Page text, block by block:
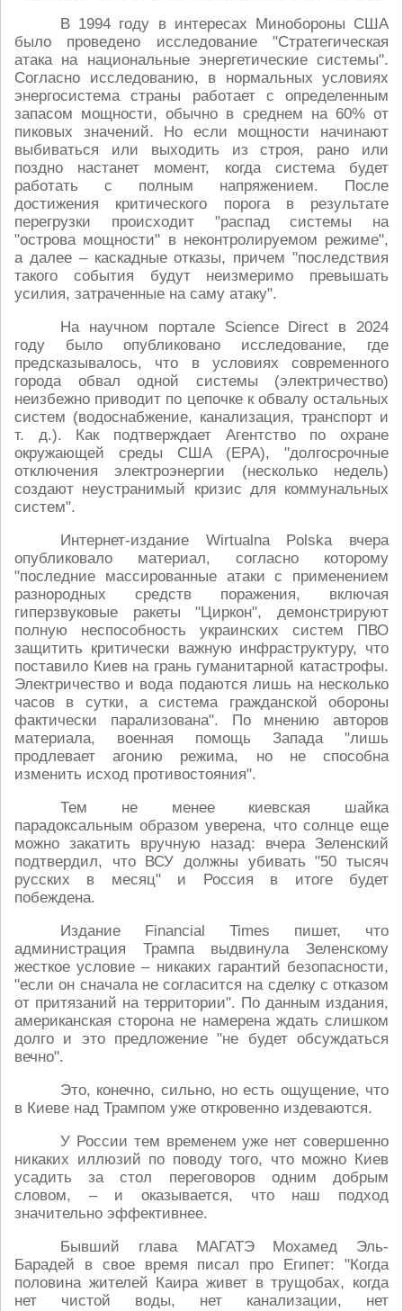
В 1994 году в интересах Минобороны США
было проведено исследование "Стратегическая
атака на национальные энергетические системы".
Согласно исследованию, в нормальных условиях
энергосистема страны работает с определенным
запасом мощности, обычно в среднем на 60% от
пиковых значений. Но если мощности начинают
выбиваться или выходить из строя, рано или
поздно настанет момент, когда система будет
работать с полным напряжением. После
достижения критического порога в результате
перегрузки происходит "распад системы на
"острова мощности" в неконтролируемом режиме",
а далее – каскадные отказы, причем "последствия
такого события будут неизмеримо превышать
усилия, затраченные на саму атаку".
На научном портале Science Direct в 2024
году было опубликовано исследование, где
предсказывалось, что в условиях современного
города обвал одной системы (электричество)
неизбежно приводит по цепочке к обвалу остальных
систем (водоснабжение, канализация, транспорт и
т. д.). Как подтверждает Агентство по охране
окружающей среды США (EPA), "долгосрочные
отключения электроэнергии (несколько недель)
создают неустранимый кризис для коммунальных
систем".
Интернет-издание Wirtualna Polska вчера
опубликовало материал, согласно которому
"последние массированные атаки с применением
разнородных средств поражения, включая
гиперзвуковые ракеты "Циркон", демонстрируют
полную неспособность украинских систем ПВО
защитить критически важную инфраструктуру, что
поставило Киев на грань гуманитарной катастрофы.
Электричество и вода подаются лишь на несколько
часов в сутки, а система гражданской обороны
фактически парализована". По мнению авторов
материала, военная помощь Запада "лишь
продлевает агонию режима, но не способна
изменить исход противостояния".
Тем не менее киевская шайка
парадоксальным образом уверена, что солнце еще
можно закатить вручную назад: вчера Зеленский
подтвердил, что ВСУ должны убивать "50 тысяч
русских в месяц" и Россия в итоге будет
побеждена.
Издание Financial Times пишет, что
администрация Трампа выдвинула Зеленскому
жесткое условие – никаких гарантий безопасности,
"если он сначала не согласится на сделку с отказом
от притязаний на территории". По данным издания,
американская сторона не намерена ждать слишком
долго и это предложение "не будет обсуждаться
вечно".
Это, конечно, сильно, но есть ощущение, что
в Киеве над Трампом уже откровенно издеваются.
У России тем временем уже нет совершенно
никаких иллюзий по поводу того, что можно Киев
усадить за стол переговоров одним добрым
словом, – и оказывается, что наш подход
значительно эффективнее.
Бывший глава МАГАТЭ Мохамед Эль-
Барадей в свое время писал про Египет: "Когда
половина жителей Каира живет в трущобах, когда
нет чистой воды, нет канализации, нет